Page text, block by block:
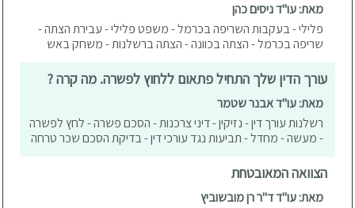
מאת: עו"ד ניסים כהן
פלילי - בעקבות השריפה בכרמל - משפט פלילי - עבירת הצתה -
שריפה בכרמל - הצתה בכוונה - הצתה ברשלנות - משחק באש
עורך הדין שלך התחיל פתאום ללחוץ לפשרה. מה קרה ?
מאת: עו"ד אבנר שטמר
רשלנות עורך דין - נזיקין - דיני צרכנות - הסכם פשרה - לחץ לפשרה
- מעשה - מחדל - תביעות נגד עורכי דין - בדיקת הסכם שכר טרחה
הצוואה המאובטחת
מאת: עו"ד ד"ר רן מובשוביץ